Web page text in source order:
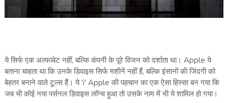
ये सिर्फ एक अल्फाबेट नहीं, बल्कि कंपनी के पूरे विजन को दर्शाता था। Apple ये
बताना चाहता था कि उनके डिवाइस सिर्फ मशीनें नहीं हैं, बल्कि इंसानों की जिंदगी को
बेहतर बनाने वाले टूल्स हैं। ये 'i' Apple की पहचान का एक ऐसा हिस्सा बन गया कि
जब भी कोई नया पर्सनल डिवाइस लॉन्च हुआ तो उसके नाम में भी ये शामिल हो गया।